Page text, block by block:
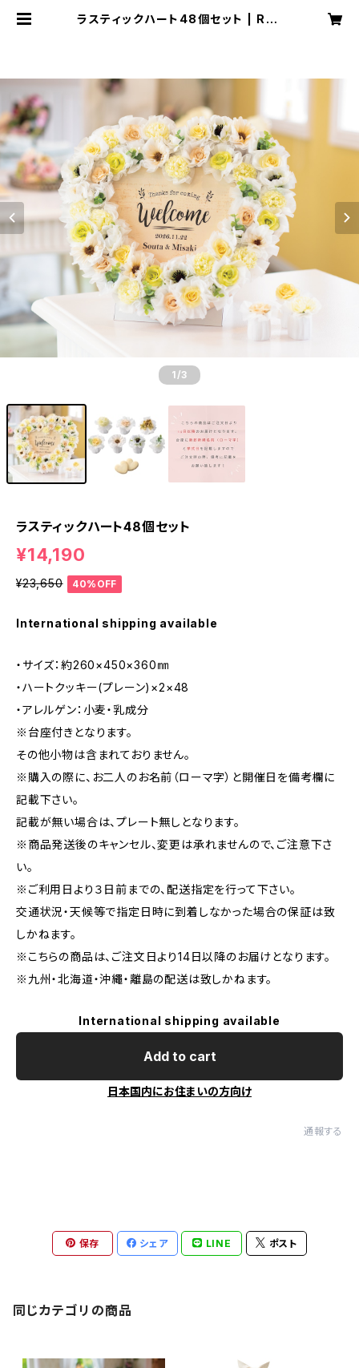
ラスティックハート48個セット | Rak
1 /3
ラスティックハート48個セット
¥14,190
¥23,650 40%OFF
International shipping available
・サイズ：約260×450×360㎜
・ハートクッキー(プレーン)×2×48
・アレルゲン：小麦・乳成分
※台座付きとなります。
その他小物は含まれておりません。
※購入の際に、お二人のお名前（ローマ字）と開催日を備考欄に
記載下さい。
記載が無い場合は、プレート無しとなります。
※商品発送後のキャンセル、変更は承れませんので、ご注意下さ
い。
※ご利用日より３日前までの、配送指定を行って下さい。
交通状況・天候等で指定日時に到着しなかった場合の保証は致
しかねます。
※こちらの商品は、ご注文日より14日以降のお届けとなります。
※九州・北海道・沖繩・離島の配送は致しかねます。
International shipping available
Add to cart
日本国内にお住まいの方向け
通報する
保存 シェア LINE ポスト
同じカテゴリの商品